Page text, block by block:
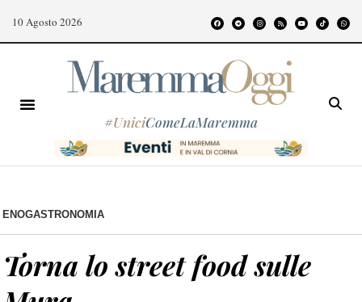
10 Agosto 2026
#UniciComeLaMaremma
ENOGASTRONOMIA
Torna lo street food sulle